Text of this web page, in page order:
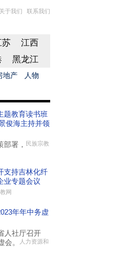
关于我们 联系我们
苏
江西
黑龙江
地产 人物
题教育读书班
俊海主持并领
部署， 民族宗教
支持吉林化纤
业专题会议
网
年年中务虚
社厅召开
会。
人力资源和